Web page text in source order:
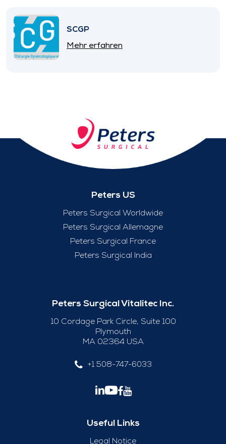
SCGP
Mehr erfahren
Peters US
Peters Surgical Worldwide
Peters Surgical Allemagne
Peters Surgical France
Peters Surgical India
Peters Surgical Vitalitec Inc.
10 Cordage Park Circle, Suite 100
Plymouth
MA 02364 USA
+1 508-747-6033
Useful Links
Legal Notice